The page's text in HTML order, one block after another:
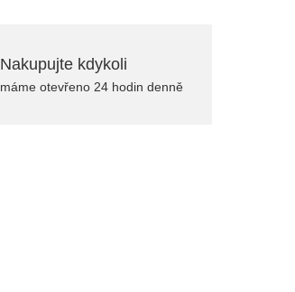
Nakupujte kdykoli
máme otevřeno 24 hodin denně